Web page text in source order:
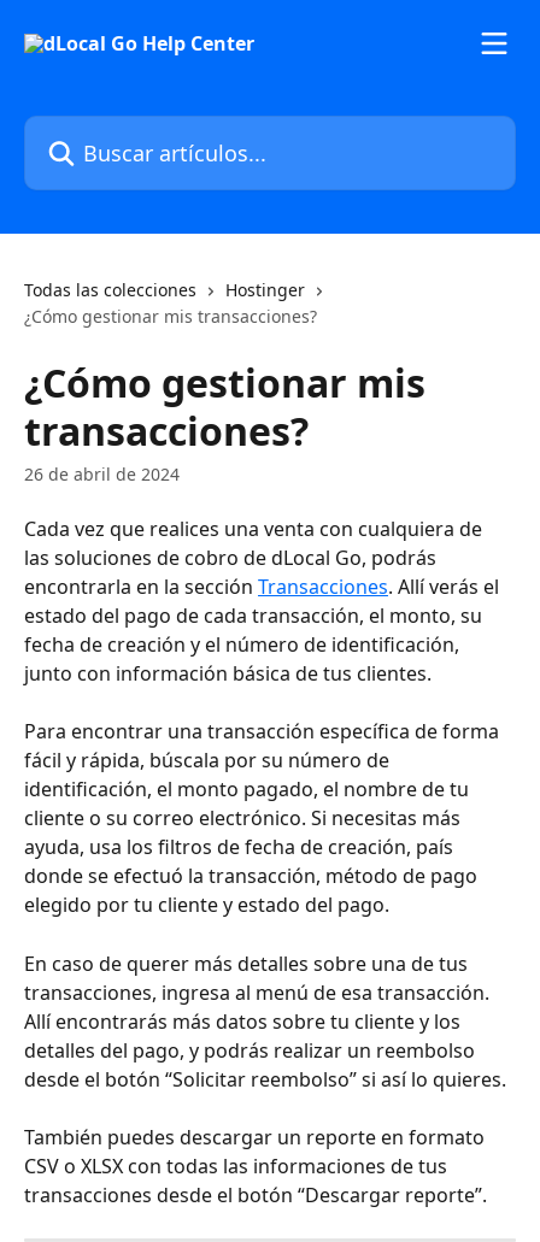
Buscar artículos...
Todas las colecciones
Hostinger
¿Cómo gestionar mis transacciones?
¿Cómo gestionar mis
transacciones?
26 de abril de 2024
Cada vez que realices una venta con cualquiera de
las soluciones de cobro de dLocal Go, podrás
encontrarla en la sección Transacciones. Allí verás el
estado del pago de cada transacción, el monto, su
fecha de creación y el número de identificación,
junto con información básica de tus clientes.
Para encontrar una transacción específica de forma
fácil y rápida, búscala por su número de
identificación, el monto pagado, el nombre de tu
cliente o su correo electrónico. Si necesitas más
ayuda, usa los filtros de fecha de creación, país
donde se efectuó la transacción, método de pago
elegido por tu cliente y estado del pago.
En caso de querer más detalles sobre una de tus
transacciones, ingresa al menú de esa transacción.
Allí encontrarás más datos sobre tu cliente y los
detalles del pago, y podrás realizar un reembolso
desde el botón “Solicitar reembolso” si así lo quieres.
También puedes descargar un reporte en formato
CSV o XLSX con todas las informaciones de tus
transacciones desde el botón “Descargar reporte”.